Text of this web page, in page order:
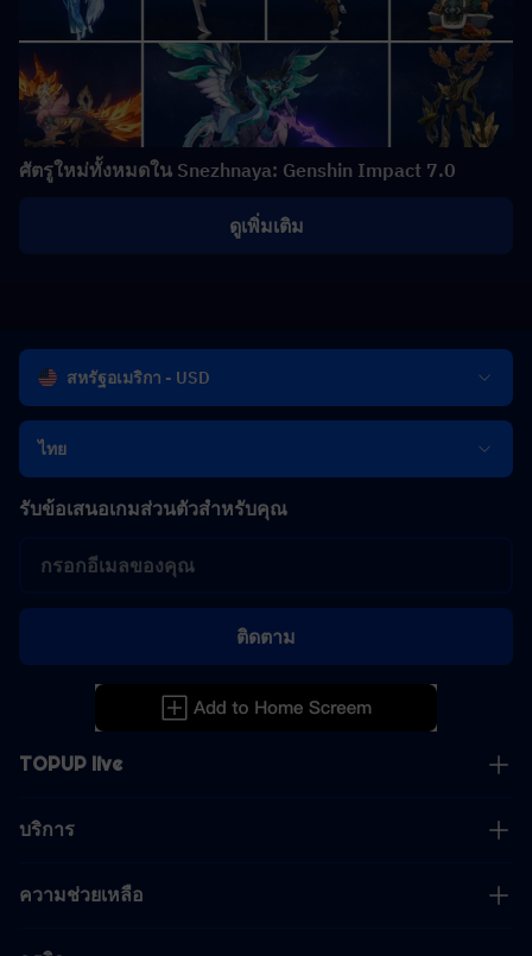
ศัตรูใหม่ทั้งหมดใน Snezhnaya: Genshin Impact 7.0
ดูเพิ่มเติม
สหรัฐอเมริกา - USD
ไทย
TOPUP live
บริการ
ความช่วยเหลือ
รับข้อเสนอเกมส่วนตัวสำหรับคุณ
ติดตาม